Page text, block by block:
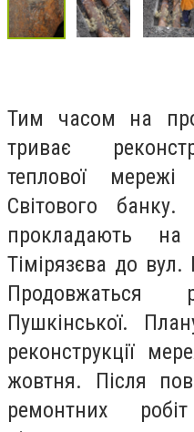
Тим часом на
триває
теплової
Світового
прокладають
Тімірязєва до вул.
Пушкінської.
реконструкції
жовтня. Після
ремонтних